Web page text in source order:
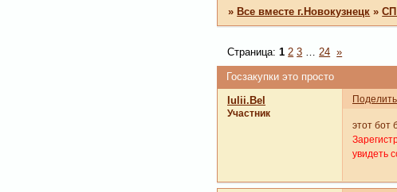
»Все вместе г.Новокузнецк »СП
Госзакупки это просто
Страница:1 2 3 … 24 »
Iulii.Bel
Участник
этот бот
увидеть